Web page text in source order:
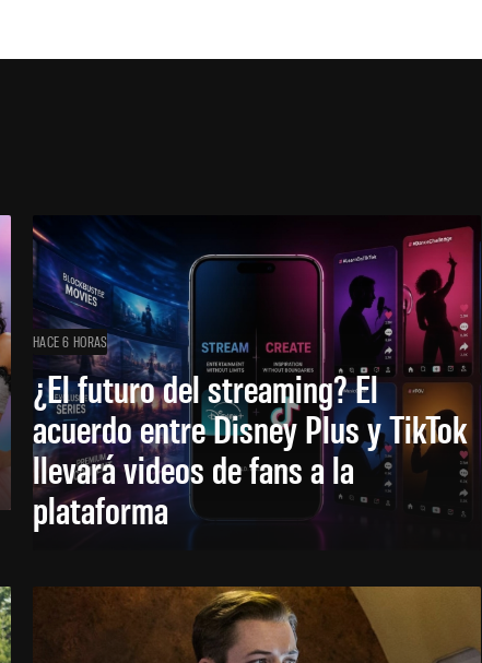
HACE 6 HORAS
¿El futuro del streaming? El
acuerdo entre Disney Plus y TikTok
llevará videos de fans a la
plataforma